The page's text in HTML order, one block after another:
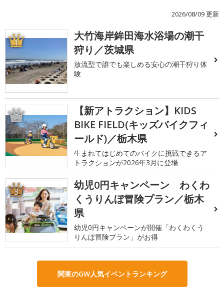
2026/08/09 更新
1
大竹海岸鉾田海水浴場の潮干
狩り／茨城県
放流型で誰でも楽しめる安心の潮干狩り体
験
2
【新アトラクション】KIDS
BIKE FIELD(キッズバイクフィ
ールド)／栃木県
生まれてはじめてのバイクに挑戦できるア
トラクションが2026年3月に登場
3
幼児0円キャンペーン わくわ
くうりんぼ冒険プラン／栃木
県
幼児0円キャンペーンが開催「わくわくう
りんぼ冒険プラン」がお得
関東のGW人気イベントランキング